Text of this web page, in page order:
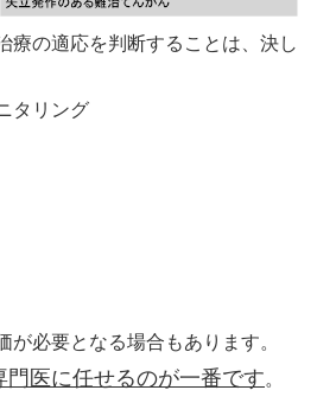
療の適応を判断することは、決し
タリング
が必要となる場合もあります。
門医に任せるのが一番です。